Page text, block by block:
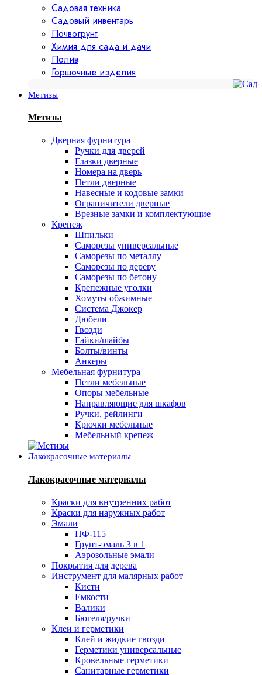
Садовая техника
Садовый инвентарь
Почвогрунт
Химия для сада и дачи
Полив
Горшочные изделия
Метизы
Метизы
Дверная фурнитура
Ручки для дверей
Глазки дверные
Номера на дверь
Петли дверные
Навесные и кодовые замки
Ограничители дверные
Врезные замки и комплектующие
Крепеж
Шпильки
Саморезы универсальные
Саморезы по металлу
Саморезы по дереву
Саморезы по бетону
Крепежные уголки
Хомуты обжимные
Система Джокер
Дюбели
Гвозди
Гайки/шайбы
Болты/винты
Анкеры
Мебельная фурнитура
Петли мебельные
Опоры мебельные
Направляющие для шкафов
Ручки, рейлинги
Крючки мебельные
Мебельный крепеж
Лакокрасочные материалы
Лакокрасочные материалы
Краски для внутренних работ
Краски для наружных работ
Эмали
ПФ-115
Грунт-эмаль 3 в 1
Аэрозольные эмали
Покрытия для дерева
Инструмент для малярных работ
Кисти
Емкости
Валики
Бюгеля/ручки
Клеи и герметики
Клей и жидкие гвозди
Герметики универсальные
Кровельные герметики
Санитарные герметики